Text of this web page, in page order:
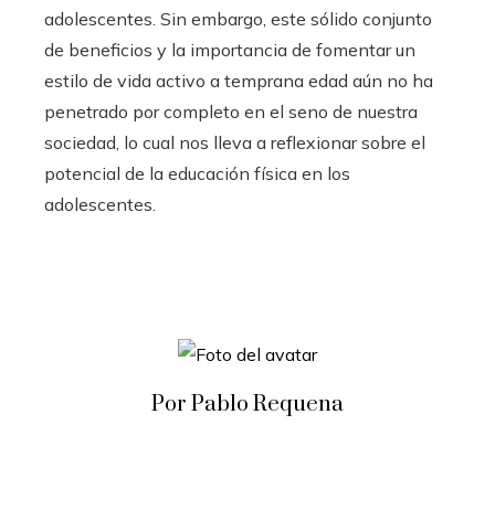
adolescentes. Sin embargo, este sólido conjunto
de beneficios y la importancia de fomentar un
estilo de vida activo a temprana edad aún no ha
penetrado por completo en el seno de nuestra
sociedad, lo cual nos lleva a reflexionar sobre el
potencial de la educación física en los
adolescentes.
Por Pablo Requena